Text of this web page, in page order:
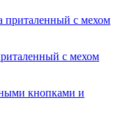
с мехом